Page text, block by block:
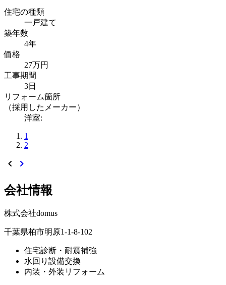
住宅の種類
一戸建て
築年数
4年
価格
27万円
工事期間
3日
リフォーム箇所
（採用したメーカー）
洋室:
1
2
chevron_left chevron_right
会社情報
株式会社domus
千葉県柏市明原1-1-8-102
住宅診断・耐震補強
水回り設備交換
内装・外装リフォーム